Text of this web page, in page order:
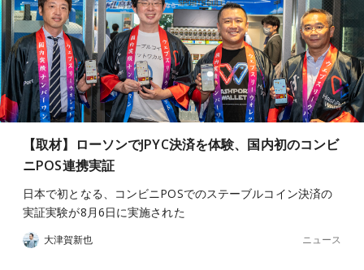
【取材】ローソンでJPYC決済を体験、国内初のコンビ
ニPOS連携実証
日本で初となる、コンビニPOSでのステーブルコイン決済の
実証実験が8月6日に実施された
大津賀新也 ニュース